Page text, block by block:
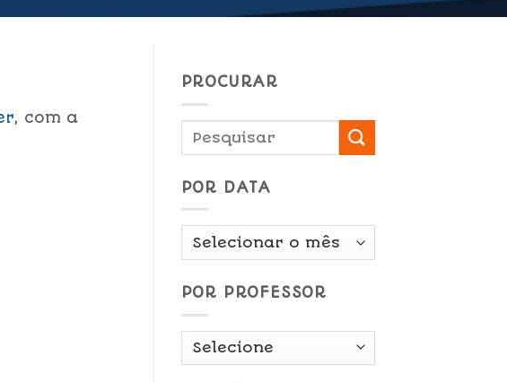
, com a
PROCURAR
POR DATA
Por
POR PROFESSOR